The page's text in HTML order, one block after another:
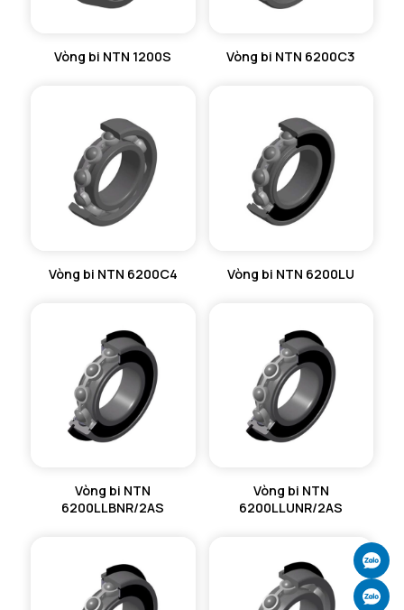
GỐI ĐỠ 2 NỬA NTN
MÁY GIA NHIỆT NTN
Vòng bi NTN 1200S Vòng bi NTN 6200C3
Vòng bi NTN 6200C4 Vòng bi NTN 6200LU
Vòng bi NTN
6200LLBNR/2AS
Vòng bi NTN
6200LLUNR/2AS